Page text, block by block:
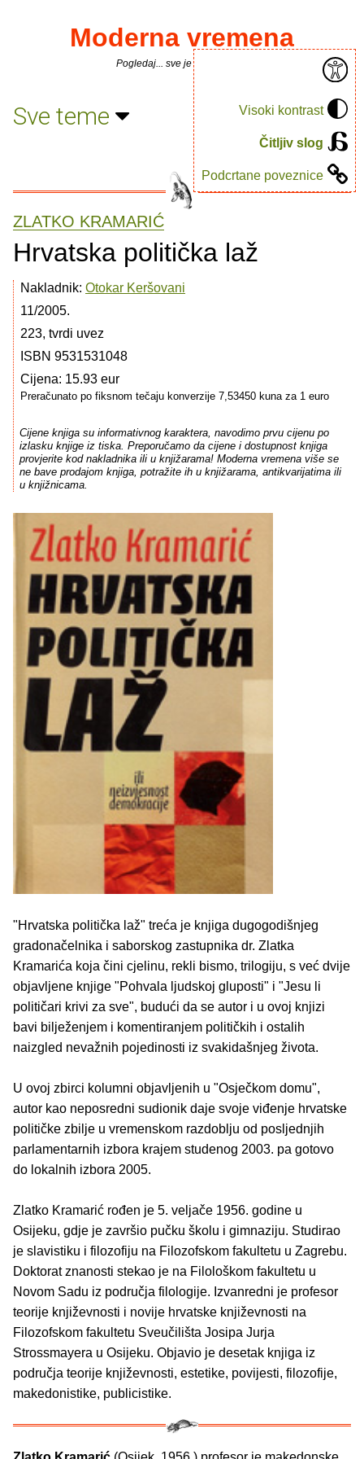
Visoki kontrast
Čitljiv slog
Podcrtane poveznice
Moderna vremena
Pogledaj... sve je puno knjiga.
Sve teme
ZLATKO KRAMARIĆ
Hrvatska politička laž
Nakladnik: Otokar Keršovani
11/2005.
223, tvrdi uvez
ISBN 9531531048
Cijena: 15.93 eur
Preračunato po fiksnom tečaju konverzije 7,53450 kuna za 1 euro
Cijene knjiga su informativnog karaktera, navodimo prvu cijenu po
izlasku knjige iz tiska. Preporučamo da cijene i dostupnost knjiga
provjerite kod nakladnika ili u knjižarama! Moderna vremena više se
ne bave prodajom knjiga, potražite ih u knjižarama, antikvarijatima ili
u knjižnicama.
"Hrvatska politička laž" treća je knjiga dugogodišnjeg
gradonačelnika i saborskog zastupnika dr. Zlatka
Kramarića koja čini cjelinu, rekli bismo, trilogiju, s već dvije
objavljene knjige "Pohvala ljudskoj gluposti" i "Jesu li
političari krivi za sve", budući da se autor i u ovoj knjizi
bavi bilježenjem i komentiranjem političkih i ostalih
naizgled nevažnih pojedinosti iz svakidašnjeg života.
U ovoj zbirci kolumni objavljenih u "Osječkom domu",
autor kao neposredni sudionik daje svoje viđenje hrvatske
političke zbilje u vremenskom razdoblju od posljednjih
parlamentarnih izbora krajem studenog 2003. pa gotovo
do lokalnih izbora 2005.
Zlatko Kramarić rođen je 5. veljače 1956. godine u
Osijeku, gdje je završio pučku školu i gimnaziju. Studirao
je slavistiku i filozofiju na Filozofskom fakultetu u Zagrebu.
Doktorat znanosti stekao je na Filološkom fakultetu u
Novom Sadu iz područja filologije. Izvanredni je profesor
teorije književnosti i novije hrvatske književnosti na
Filozofskom fakultetu Sveučilišta Josipa Jurja
Strossmayera u Osijeku. Objavio je desetak knjiga iz
područja teorije književnosti, estetike, povijesti, filozofije,
makedonistike, publicistike.